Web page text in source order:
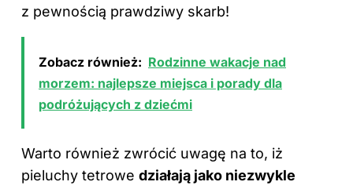
z pewnością prawdziwy skarb!
Zobacz również: Rodzinne wakacje nad
morzem: najlepsze miejsca i porady dla
podróżujących z dziećmi
Warto również zwrócić uwagę na to, iż
pieluchy tetrowe działają jako niezwykle